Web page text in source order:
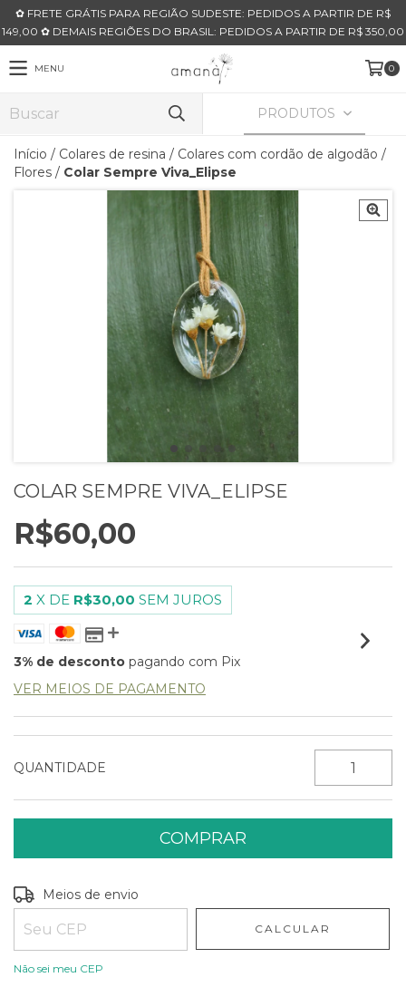
✿ FRETE GRÁTIS PARA REGIÃO SUDESTE: PEDIDOS A PARTIR DE R$
149,00 ✿ DEMAIS REGIÕES DO BRASIL: PEDIDOS A PARTIR DE R$ 350,00
MENU 0
PRODUTOS
Início / Colares de resina / Colares com cordão de algodão /
Flores / Colar Sempre Viva_Elipse
COLAR SEMPRE VIVA_ELIPSE
R$60,00
2 X DE R$30,00 SEM JUROS
3% de desconto pagando com Pix
VER MEIOS DE PAGAMENTO
QUANTIDADE
Entregas para o CEP:
Meios de envio
CALCULAR
Não sei meu CEP